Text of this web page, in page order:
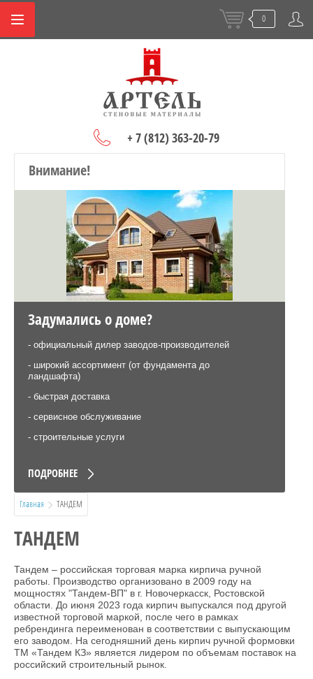
0
+ 7 (812) 363-20-79
Внимание!
Задумались о доме?
- официальный дилер заводов-производителей
- широкий ассортимент (от фундамента до
ландшафта)
- быстрая доставка
- сервисное обслуживание
- строительные услуги
ПОДРОБНЕЕ
Главная
  ТАНДЕМ
ТАНДЕМ
Тандем – российская торговая марка кирпича ручной
работы. Производство организовано в 2009 году на
мощностях "Тандем-ВП" в г. Новочеркасск, Ростовской
области. До июня 2023 года кирпич выпускался под другой
известной торговой маркой, после чего в рамках
ребрендинга переименован в соответствии с выпускающим
его заводом. На сегодняшний день кирпич ручной формовки
ТМ «Тандем КЗ» является лидером по объемам поставок на
российский строительный рынок.